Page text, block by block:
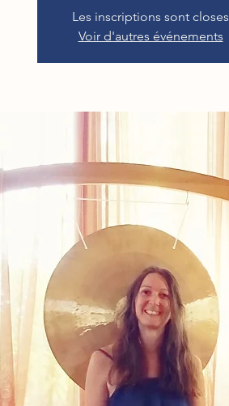
Les inscriptions sont closes
Voir d'autres événements